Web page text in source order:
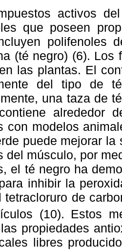
activos
que poseen
polifenoles
(té negro) (6). Los
las plantas. El
del tipo de
una taza de
alrededor
con modelos
puede mejorar
del músculo, por
el té negro ha
inhibir la
tetracloruro de
(10). Estos
propiedades
libres